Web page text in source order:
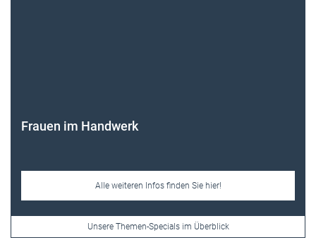
Frauen im Handwerk
Alle weiteren Infos finden Sie hier!
Unsere Themen-Specials im Überblick